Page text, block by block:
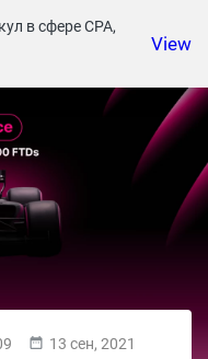
в сфере СРА,
View
13 сен, 2021